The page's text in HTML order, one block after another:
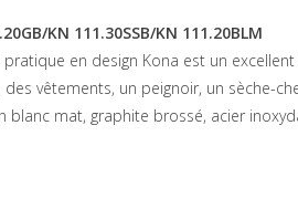
KN 111.30SSB/KN 111.20BLM
en design Kona est un
vêtements, un peignoir, un sèche-
blanc mat, graphite brossé, acier